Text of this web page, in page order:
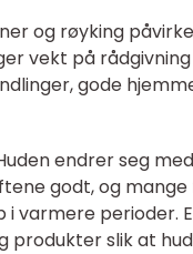
og røyking
vekt på
gode
endrer seg
godt, og
varmere perioder.
produkter slik at